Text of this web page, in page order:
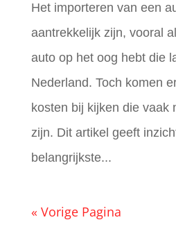
Het importeren van een
aantrekkelijk zijn, vooral
auto op het oog hebt die
Nederland. Toch komen
kosten bij kijken die vaak
zijn. Dit artikel geeft
belangrijkste...
« Vorige Pagina